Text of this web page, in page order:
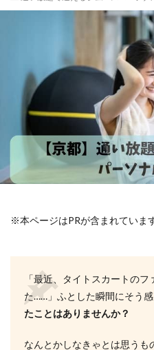
※本ページはPRが含まれていま
「最近、タイトスカートの
た……」ふとした瞬間にそう感
たことはありませんか？
なんとかしなきゃとは思う